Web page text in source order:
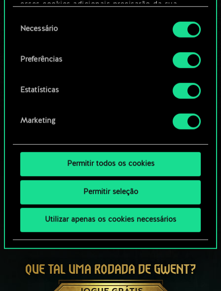
esses cookies adicionais precisarão da sua
Você encontrará todos os detalhes sobre o uso
de cookies e poderá ajustar as suas preferências
no menu "Configurações" abaixo.
deNecessário
Preferências
Estatísticas
Marketing
Permitir todos os cookies
Permitir seleção
Utilizar apenas os cookies necessários
Navegue pelos baralhos da
QUE TAL UMA RODADA DE GWENT?